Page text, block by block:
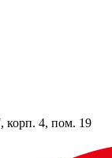
корп. 4, пом. 19